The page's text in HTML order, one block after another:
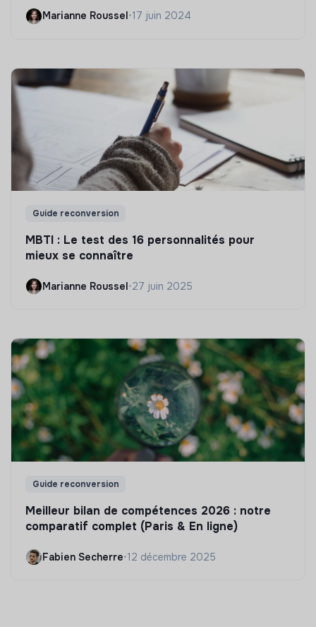
Marianne Roussel•17 juin 2024
Guide reconversion
MBTI : Le test des 16 personnalités pour
mieux se connaître
Marianne Roussel•27 juin 2025
Guide reconversion
Meilleur bilan de compétences 2026 : notre
comparatif complet (Paris & En ligne)
Fabien Secherre•12 décembre 2025